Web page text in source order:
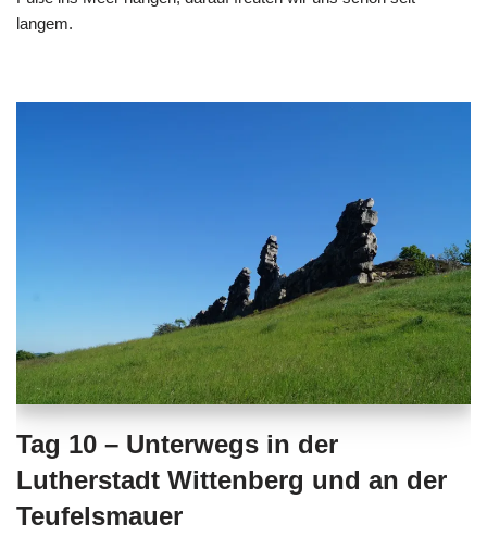
langem.
Tag 10 – Unterwegs in der
Lutherstadt Wittenberg und an der
Teufelsmauer